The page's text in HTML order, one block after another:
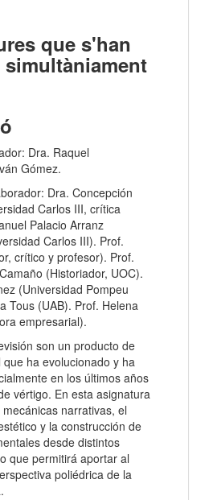
que s'han
Dra. Raquel
Gómez.
Dra. Concepción
Carlos III, crítica
Palacio Arranz
Carlos III). Prof.
crítico y profesor). Prof.
(Historiador, UOC).
(Universidad Pompeu
Tous (UAB). Prof. Helena
empresarial).
son un producto de
ha evolucionado y ha
en los últimos años
vértigo. En esta asignatura
narrativas, el
y la construcción de
desde distintos
que permitirá aportar al
poliédrica de la